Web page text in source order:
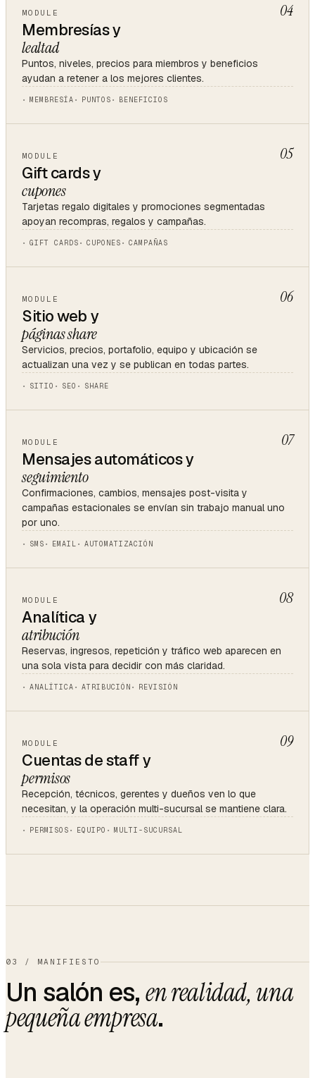
MODULE 04
Membresías y
lealtad
Puntos, niveles, precios para miembros y beneficios
ayudan a retener a los mejores clientes.
MEMBRESÍA PUNTOS BENEFICIOS
MODULE 05
Gift cards y
cupones
Tarjetas regalo digitales y promociones segmentadas
apoyan recompras, regalos y campañas.
GIFT CARDS CUPONES CAMPAÑAS
MODULE 06
Sitio web y
páginas share
Servicios, precios, portafolio, equipo y ubicación se
actualizan una vez y se publican en todas partes.
SITIO SEO SHARE
MODULE 07
Mensajes automáticos y
seguimiento
Confirmaciones, cambios, mensajes post-visita y
campañas estacionales se envían sin trabajo manual uno
por uno.
SMS EMAIL AUTOMATIZACIÓN
MODULE 08
Analítica y
atribución
Reservas, ingresos, repetición y tráfico web aparecen en
una sola vista para decidir con más claridad.
ANALÍTICA ATRIBUCIÓN REVISIÓN
MODULE 09
Cuentas de staff y
permisos
Recepción, técnicos, gerentes y dueños ven lo que
necesitan, y la operación multi-sucursal se mantiene clara.
PERMISOS EQUIPO MULTI-SUCURSAL
03 / MANIFIESTO
Un salón es,en realidad, una
pequeña empresa.